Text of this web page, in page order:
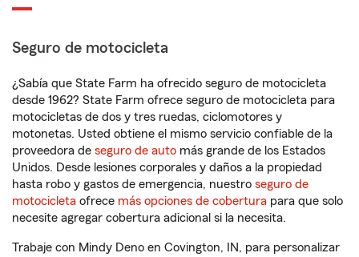
Seguro de motocicleta
¿Sabía que State Farm ha ofrecido seguro de motocicleta
desde 1962? State Farm ofrece seguro de motocicleta para
motocicletas de dos y tres ruedas, ciclomotores y
motonetas. Usted obtiene el mismo servicio confiable de la
proveedora de seguro de auto más grande de los Estados
Unidos. Desde lesiones corporales y daños a la propiedad
hasta robo y gastos de emergencia, nuestro seguro de
motocicleta ofrece más opciones de cobertura para que solo
necesite agregar cobertura adicional si la necesita.
Trabaje con Mindy Deno en Covington, IN, para personalizar